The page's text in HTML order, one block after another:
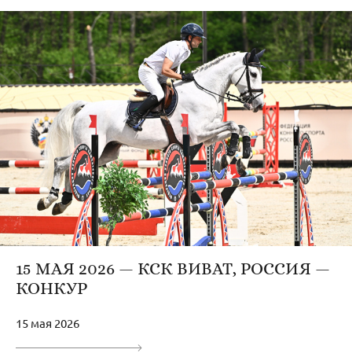
15 МАЯ 2026 — КСК ВИВАТ, РОССИЯ —
КОНКУР
15 мая 2026